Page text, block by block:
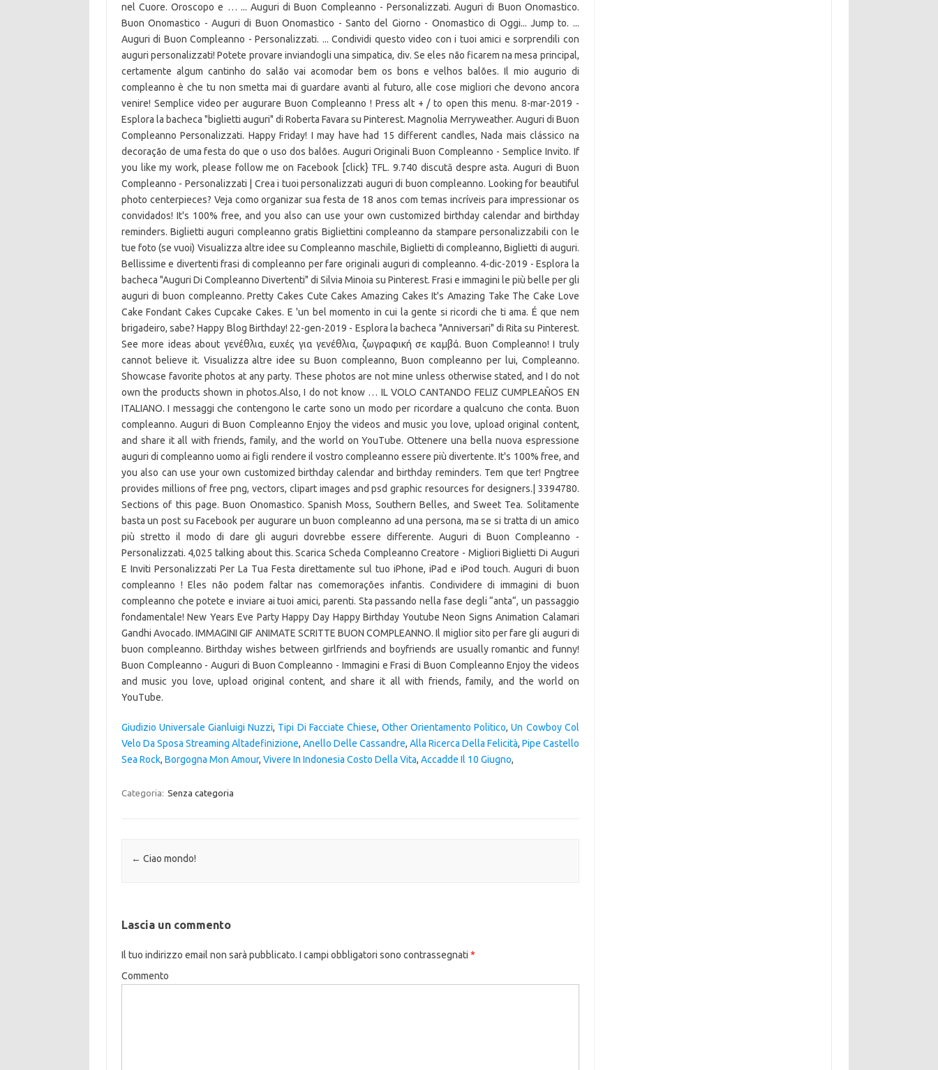
Giudizio Universale Gianluigi Nuzzi, Tipi Di Facciate Chiese, Other Orientamento Politico,Un Cowboy Col
Velo Da Sposa Streaming Altadefinizione, Anello Delle Cassandre, Alla Ricerca Della Felicità, Pipe Castello
Sea Rock, Borgogna Mon Amour, Vivere In Indonesia Costo Della Vita, Accadde Il 10 Giugno,
Categoria: Senza categoria
Navigazione articolo
← Ciao mondo!
Lascia un commento
Il tuo indirizzo email non sarà pubblicato. I campi obbligatori sono contrassegnati *
Commento